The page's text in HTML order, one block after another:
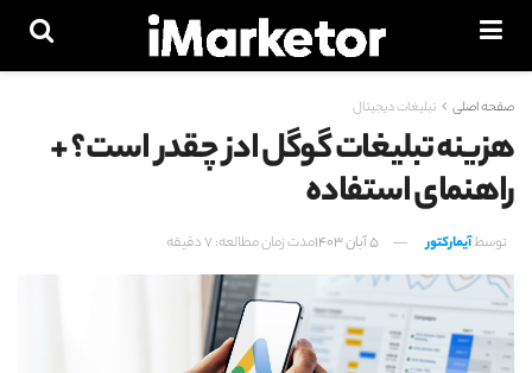
صفحه اصلی تبلیغات دیجیتال
هزینه تبلیغات گوگل ادز چقدر است؟ +
راهنمای استفاده
توسطآیمارکتور 5 آبان 1403 مدت زمان مطالعه: 7 دقیقه